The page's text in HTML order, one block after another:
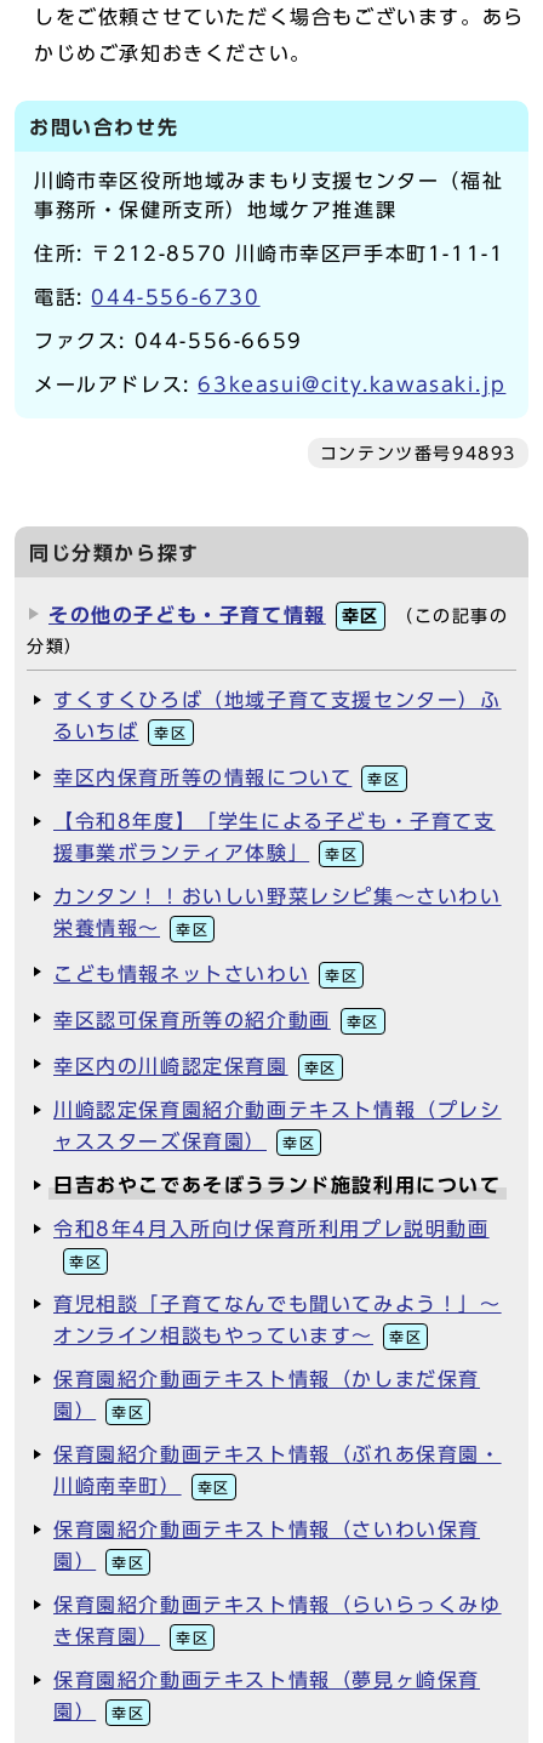
しをご依頼させていただく場合もございます。あら
かじめご承知おきください。
お問い合わせ先
川崎市幸区役所地域みまもり支援センター（福祉
事務所・保健所支所）地域ケア推進課
住所: 〒212-8570 川崎市幸区戸手本町1-11-1
電話: 044-556-6730
ファクス: 044-556-6659
メールアドレス:63keasui@city.kawasaki.jp
コンテンツ番号94893
同じ分類から探す
その他の子ども・子育て情報 幸区
（この記事の
分類）
すくすくひろば（地域子育て支援センター）ふ
るいちば
幸区
幸区内保育所等の情報について 幸区
【令和8年度】「学生による子ども・子育て支
援事業ボランティア体験」
幸区
カンタン！！おいしい野菜レシピ集～さいわい
栄養情報～
幸区
こども情報ネットさいわい 幸区
幸区認可保育所等の紹介動画 幸区
幸区内の川崎認定保育園 幸区
川崎認定保育園紹介動画テキスト情報（プレシ
ャススターズ保育園）
幸区
日吉おやこであそぼうランド施設利用について
令和8年4月入所向け保育所利用プレ説明動画
幸区
育児相談「子育てなんでも聞いてみよう！」～
オンライン相談もやっています～
幸区
保育園紹介動画テキスト情報（かしまだ保育
園）
幸区
保育園紹介動画テキスト情報（ぶれあ保育園・
川崎南幸町）
幸区
保育園紹介動画テキスト情報（さいわい保育
園）
幸区
保育園紹介動画テキスト情報（らいらっくみゆ
き保育園）
幸区
保育園紹介動画テキスト情報（夢見ヶ崎保育
園）
幸区